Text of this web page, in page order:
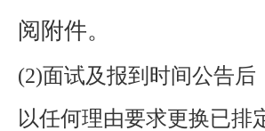
阅附件。
(2)面试及报到时间公告后
以任何理由要求更换已排